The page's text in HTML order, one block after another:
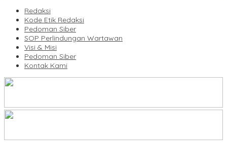
Redaksi
Kode Etik Redaksi
Pedoman Siber
SOP Perlindungan Wartawan
Visi & Misi
Pedoman Siber
Kontak Kami